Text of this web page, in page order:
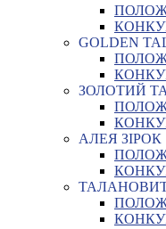
GOLDEN
ЗОЛОТИЙ
АЛЕЯ ЗІРОК